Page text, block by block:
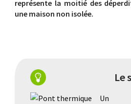
représente la moitié des
une maison non isolée.
Le
Un